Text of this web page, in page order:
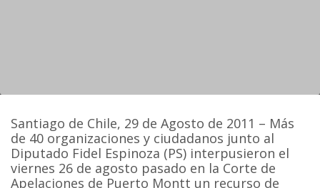
Santiago de Chile, 29 de Agosto de 2011 – Más
de 40 organizaciones y ciudadanos junto al
Diputado Fidel Espinoza (PS) interpusieron el
viernes 26 de agosto pasado en la Corte de
Apelaciones de Puerto Montt un recurso de